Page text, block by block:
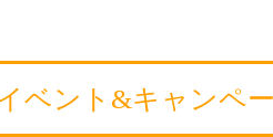
ベント&キャンペ